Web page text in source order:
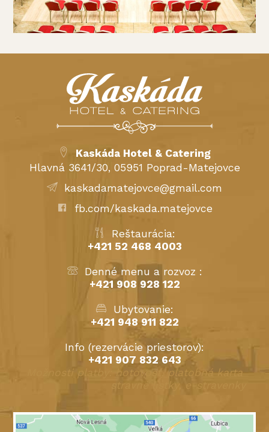
Kaskáda Hotel & Catering
Hlavná 3641/30, 05951 Poprad-Matejovce
kaskadamatejovce@gmail.com
fb.com/kaskada.matejovce
Reštaurácia:
+421 52 468 4003
Denné menu a rozvoz :
+421 908 928 122
Ubytovanie:
+421 948 911 822
Info (rezervácie priestorov):
+421 907 832 643
Možnosti platby: hotovosť, platobná karta
stravné lístky, e-stravenky